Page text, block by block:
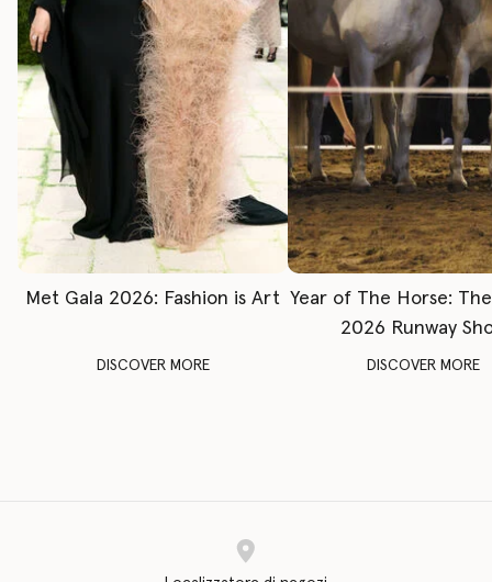
Met Gala 2026: Fashion is Art
DISCOVER MORE
Year of The Horse:
2026 Runway
DISCOVER MORE